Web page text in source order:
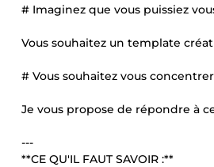
# Imaginez que vous puissiez
Vous souhaitez un template
# Vous souhaitez vous
Je vous propose de répondre à
---
**CE QU'IL FAUT SAVOIR :**